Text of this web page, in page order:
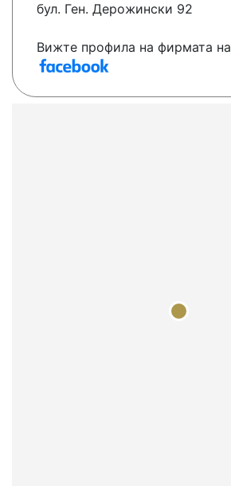
бул. Ген. Дерожински 92
Вижте профила на фирмата на